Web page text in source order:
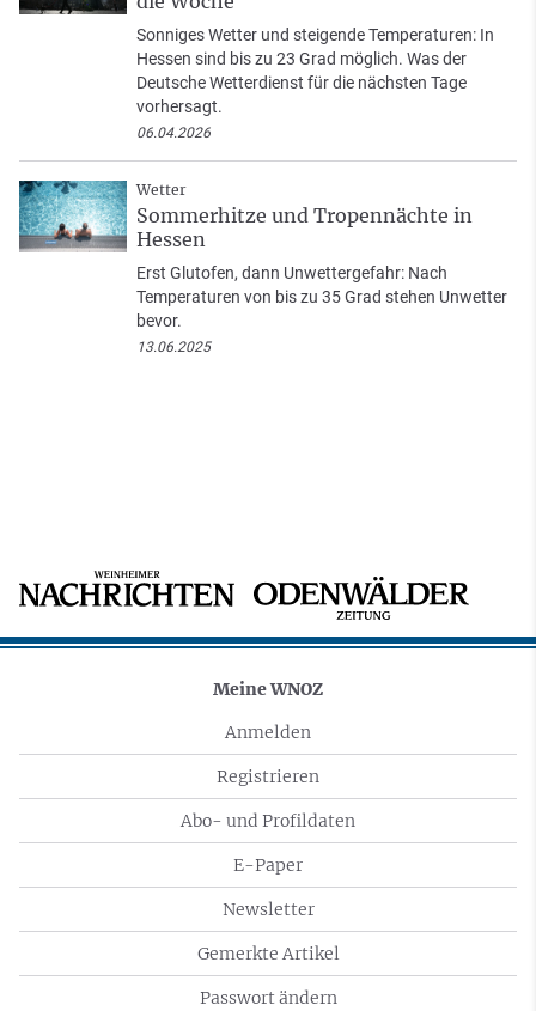
Sonniges Wetter und steigende Temperaturen: In
Hessen sind bis zu 23 Grad möglich. Was der
Deutsche Wetterdienst für die nächsten Tage
vorhersagt.
06.04.2026
Wetter
Sommerhitze und Tropennächte in
Hessen
Erst Glutofen, dann Unwettergefahr: Nach
Temperaturen von bis zu 35 Grad stehen Unwetter
bevor.
13.06.2025
Meine WNOZ
Anmelden
Registrieren
Abo- und Profildaten
E-Paper
Newsletter
Gemerkte Artikel
Passwort ändern